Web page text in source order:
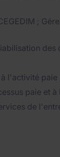
;
des
l'activité paie
paie et
de